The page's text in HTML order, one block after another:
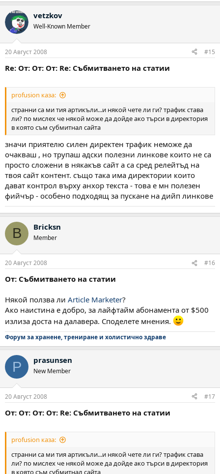
vetzkov
Well-Known Member
20 Август 2008 #15
Re: От: От: От: Re: Събмитването на статии
profusion каза:
странни са ми тия артикъли...и някой чете ли ги? трафик става
ли? по мислех че някой може да дойде ако търси в директория
в която съм субмитнал сайта
значи приятелю силен директен трафик неможе да
очакваш , но трупаш адски полезни линкове които не са
просто сложени в някакъв сайт а са сред релейтъд на
твоя сайт контент. също така има директории които
дават контрол върху анхор текста - това е мн полезен
фийчър - особено подходящ за пускане на дийп линкове
B Bricksn
Member
20 Август 2008 #16
От: Събмитването на статии
Някой ползва ли Article Marketer?
Aко наистина е добро, за лайфтайм абонамента от $500
излиза доста на далавера. Споделете мнения.
Форум за хранене, трениране и холистично здраве
P prasunsen
New Member
20 Август 2008 #17
От: От: От: От: Re: Събмитването на статии
profusion каза:
странни са ми тия артикъли...и някой чете ли ги? трафик става
ли? по мислех че някой може да дойде ако търси в директория
в която съм субмитнал сайта